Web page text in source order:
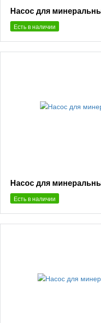
Насос для
Есть в наличии
Насос для
Есть в наличии